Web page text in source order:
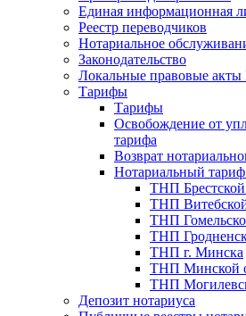
Единая информационная
Реестр переводчиков
Нотариальное
Законодательство
Локальные правовые
Тарифы
Тарифы
Освобождение от
тарифа
Возврат
Нотариальный
ТНП Брестской
ТНП
ТНП
ТНП
ТНП г. Минска
ТНП Минской
ТНП
Депозит нотариуса